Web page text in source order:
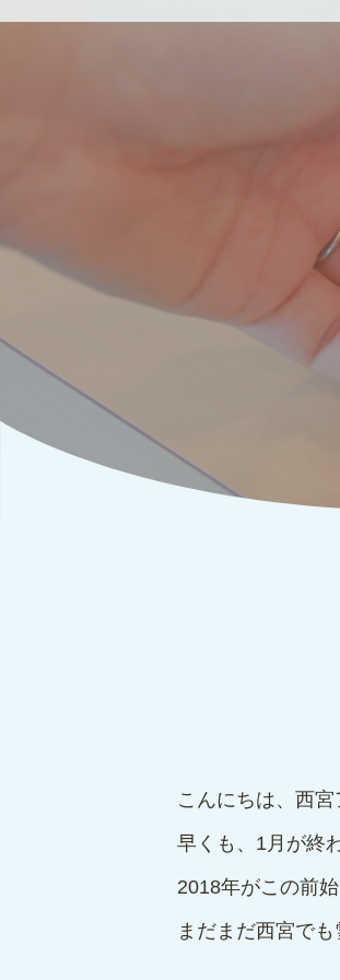
こんにちは、西宮
早くも、1月が終
2018年がこの前
まだまだ西宮で